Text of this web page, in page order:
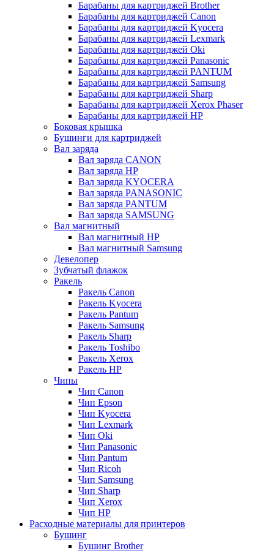
Барабаны для картриджей Brother
Барабаны для картриджей Canon
Барабаны для картриджей Kyocera
Барабаны для картриджей Lexmark
Барабаны для картриджей Oki
Барабаны для картриджей Panasonic
Барабаны для картриджей PANTUM
Барабаны для картриджей Samsung
Барабаны для картриджей Sharp
Барабаны для картриджей Xerox Phaser
Барабаны для картриджей НР
Боковая крышка
Бушинги для картриджей
Вал заряда
Вал заряда CANON
Вал заряда HP
Вал заряда KYOCERA
Вал заряда PANASONIC
Вал заряда PANTUM
Вал заряда SAMSUNG
Вал магнитный
Вал магнитный HP
Вал магнитный Samsung
Девелопер
Зубчатый флажок
Ракель
Ракель Canon
Ракель Kyocera
Ракель Pantum
Ракель Samsung
Ракель Sharp
Ракель Toshibo
Ракель Xerox
Ракель НР
Чипы
Чип Canon
Чип Epson
Чип Kyocera
Чип Lexmark
Чип Oki
Чип Panasonic
Чип Pantum
Чип Ricoh
Чип Samsung
Чип Sharp
Чип Xerox
Чип НР
Расходные материалы для принтеров
Бушинг
Бушинг Brother